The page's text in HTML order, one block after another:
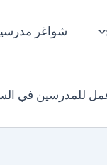
شواغر
للمدرسين في